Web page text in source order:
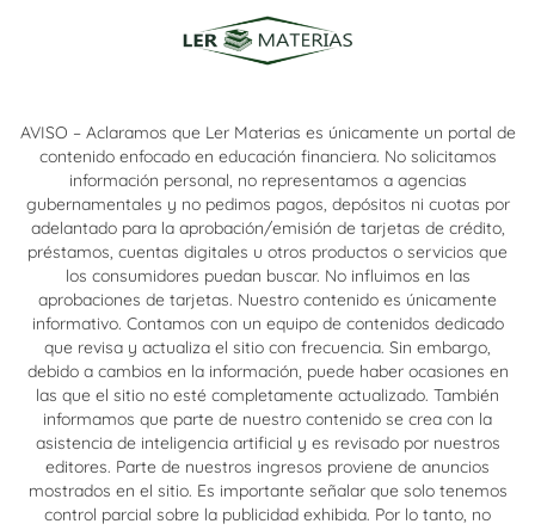
AVISO – Aclaramos que Ler Materias es únicamente un portal de
contenido enfocado en educación financiera. No solicitamos
información personal, no representamos a agencias
gubernamentales y no pedimos pagos, depósitos ni cuotas por
adelantado para la aprobación/emisión de tarjetas de crédito,
préstamos, cuentas digitales u otros productos o servicios que
los consumidores puedan buscar. No influimos en las
aprobaciones de tarjetas. Nuestro contenido es únicamente
informativo. Contamos con un equipo de contenidos dedicado
que revisa y actualiza el sitio con frecuencia. Sin embargo,
debido a cambios en la información, puede haber ocasiones en
las que el sitio no esté completamente actualizado. También
informamos que parte de nuestro contenido se crea con la
asistencia de inteligencia artificial y es revisado por nuestros
editores. Parte de nuestros ingresos proviene de anuncios
mostrados en el sitio. Es importante señalar que solo tenemos
control parcial sobre la publicidad exhibida. Por lo tanto, no